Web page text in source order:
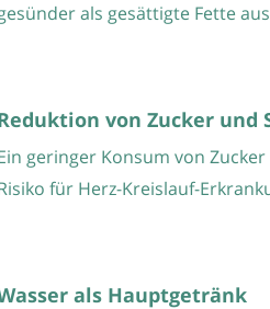
als gesättigte Fette
von Zucker und
geringer Konsum von
für Herz-Kreislauf-
als Hauptgetränk